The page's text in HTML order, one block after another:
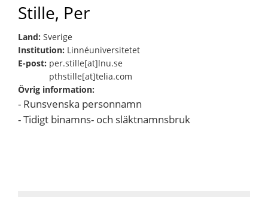
Stille, Per
Land: Sverige
Institution: Linnéuniversitetet
E-post: per.stille[at]lnu.se
pthstille[at]telia.com
Övrig information:
- Runsvenska personnamn
- Tidigt binamns- och släktnamnsbruk